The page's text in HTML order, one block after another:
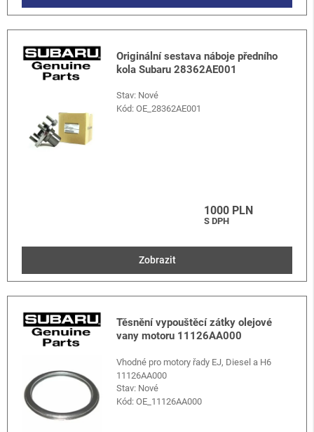
Originální sestava náboje předního
kola Subaru 28362AE001
Stav: Nové
Kód:OE_28362AE001
1000 PLN
S DPH
Zobrazit
Těsnění vypouštěcí zátky olejové
vany motoru 11126AA000
Vhodné pro motory řady EJ, Diesel a H6
11126AA000
Stav: Nové
Kód:OE_11126AA000